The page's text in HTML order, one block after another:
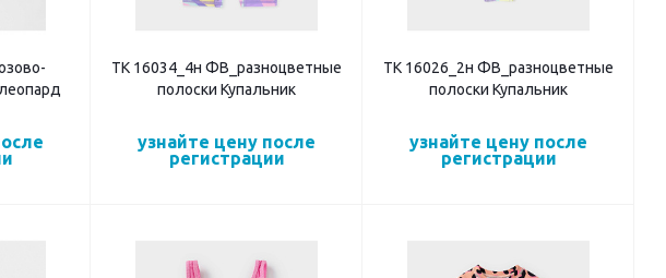
ТК 16034_4н ФВ_разноцветные
полоски Купальник
узнайте цену после
регистрации
ТК 16026_2н ФВ_разноцветные
полоски Купальник
узнайте цену после
регистрации